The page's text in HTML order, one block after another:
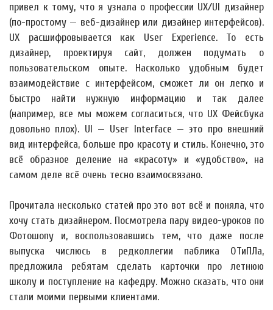
привел к тому, что я узнала о профессии UX/UI дизайнер
(по-простому — веб-дизайнер или дизайнер интерфейсов).
UX расшифровывается как User Experience. То есть
дизайнер, проектируя сайт, должен подумать о
пользовательском опыте. Насколько удобным будет
взаимодействие с интерфейсом, сможет ли он легко и
быстро найти нужную информацию и так далее
(например, все мы можем согласиться, что UX Фейсбука
довольно плох). UI — User Interface — это про внешний
вид интерфейса, больше про красоту и стиль. Конечно, это
всё образное деление на «красоту» и «удобство», на
самом деле всё очень тесно взаимосвязано.
Прочитала несколько статей про это вот всё и поняла, что
хочу стать дизайнером. Посмотрела пару видео-уроков по
Фотошопу и, воспользовавшись тем, что даже после
выпуска числюсь в редколлегии паблика ОТиПЛа,
предложила ребятам сделать карточки про летнюю
школу и поступление на кафедру. Можно сказать, что они
стали моими первыми клиентами.